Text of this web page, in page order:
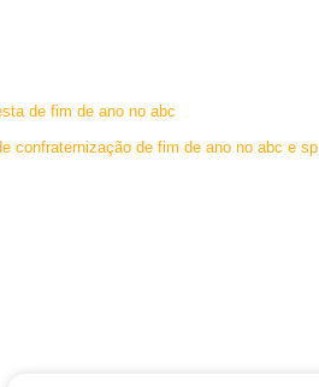
de fim de ano no abc
confraternização de fim de ano no abc e sp